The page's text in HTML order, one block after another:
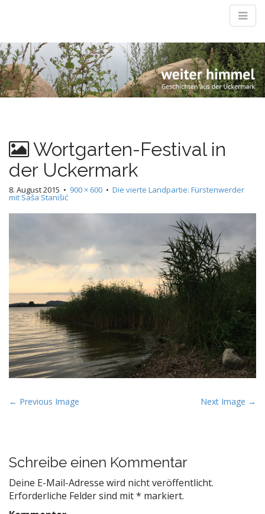
Weiter Himmel
Geschichten aus der Uckermark
Wortgarten-Festival in
der Uckermark
8. August 2015 • 900 × 600 • Die vierte Landpartie: Fürstenwerder
mit Saša Stanišić
P
n
a
v
i
← Previous Image Next Image →
Schreibe einen Kommentar
Deine E-Mail-Adresse wird nicht veröffentlicht.
Erforderliche Felder sind mit* markiert.